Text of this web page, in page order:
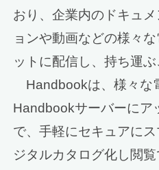
おり、企業内のドキュ
ョンや動画などの様々
ットに配信し、持ち運ぶ
Handbookは、様々な
Handbookサーバーにア
で、手軽にセキュアに
ジタルカタログ化し閲